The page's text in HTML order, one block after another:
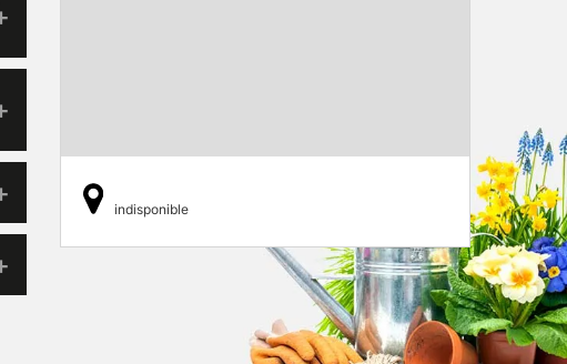
indisponible